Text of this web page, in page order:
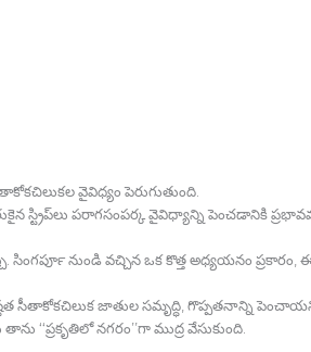
వైవిధ్యం పెరుగుతుంది.
స్ట్రిప్‍లు పరాగసంపర్క వైవిధ్యాన్ని పెంచడానికి
సింగపూర్‍ నుండి వచ్చిన ఒక కొత్త అధ్యయనం
సీతాకోకచిలుక జాతుల సమృద్ధి, గొప్పతనాన్ని
‘‘ప్రకృతిలో నగరం’’గా ముద్ర వేసుకుంది.